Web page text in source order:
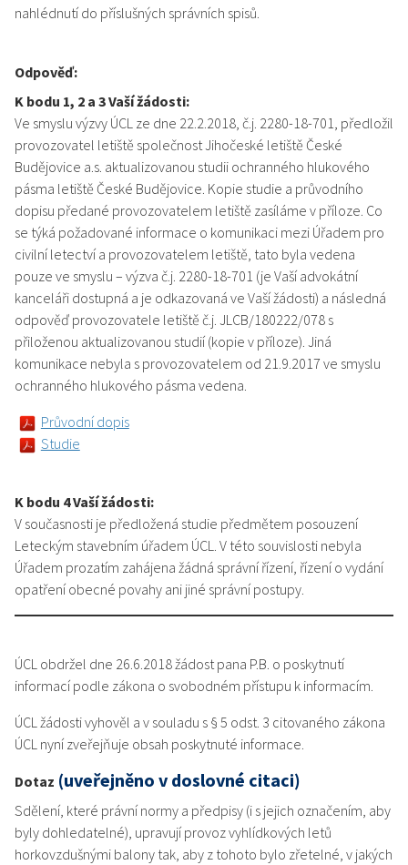
nahlédnutí do příslušných správních spisů.
Odpověď:
K bodu 1, 2 a 3 Vaší žádosti:
Ve smyslu výzvy ÚCL ze dne 22.2.2018, č.j. 2280-18-701, předložil
provozovatel letiště společnost Jihočeské letiště České
Budějovice a.s. aktualizovanou studii ochranného hlukového
pásma letiště České Budějovice. Kopie studie a průvodního
dopisu předané provozovatelem letiště zasíláme v příloze. Co
se týká požadované informace o komunikaci mezi Úřadem pro
civilní letectví a provozovatelem letiště, tato byla vedena
pouze ve smyslu – výzva č.j. 2280-18-701 (je Vaší advokátní
kanceláři dostupná a je odkazovaná ve Vaší žádosti) a následná
odpověď provozovatele letiště č.j. JLCB/180222/078 s
přiloženou aktualizovanou studií (kopie v příloze). Jiná
komunikace nebyla s provozovatelem od 21.9.2017 ve smyslu
ochranného hlukového pásma vedena.
Průvodní dopis
Studie
K bodu 4 Vaší žádosti:
V současnosti je předložená studie předmětem posouzení
Leteckým stavebním úřadem ÚCL. V této souvislosti nebyla
Úřadem prozatím zahájena žádná správní řízení, řízení o vydání
opatření obecné povahy ani jiné správní postupy.
ÚCL obdržel dne 26.6.2018 žádost pana P.B. o poskytnutí
informací podle zákona o svobodném přístupu k informacím.
ÚCL žádosti vyhověl a v souladu s § 5 odst. 3 citovaného zákona
ÚCL nyní zveřejňuje obsah poskytnuté informace.
Dotaz (uveřejněno v doslovné citaci)
Sdělení, které právní normy a předpisy (i s jejich označením, aby
byly dohledatelné), upravují provoz vyhlídkových letů
horkovzdušnými balony tak, aby z tohoto bylo zřetelné, v jakých